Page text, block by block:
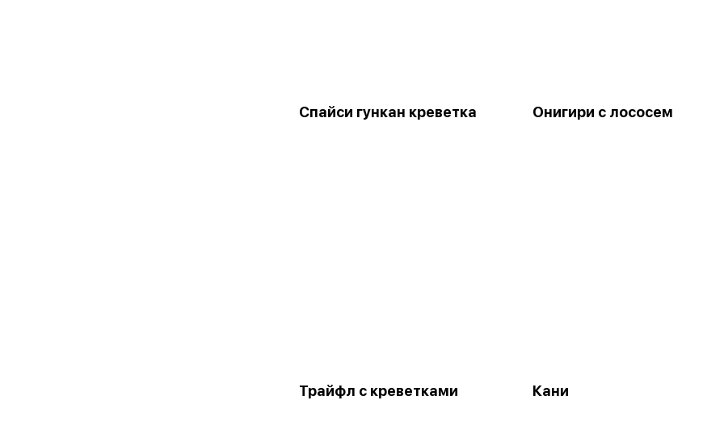
Спайси гункан креветка Онигири с лососем
Трайфл с креветками Кани